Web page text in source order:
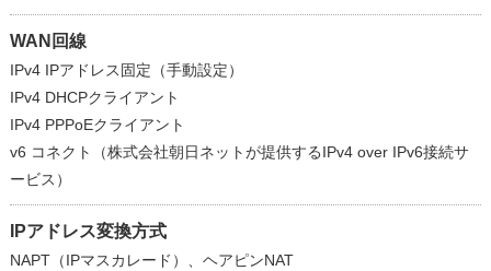
WAN回線
IPv4 IPアドレス固定（手動設定）
IPv4 DHCPクライアント
IPv4 PPPoEクライアント
v6 コネクト（株式会社朝日ネットが提供するIPv4 over IPv6接続サ
ービス）
IPアドレス変換方式
NAPT（IPマスカレード）、ヘアピンNAT